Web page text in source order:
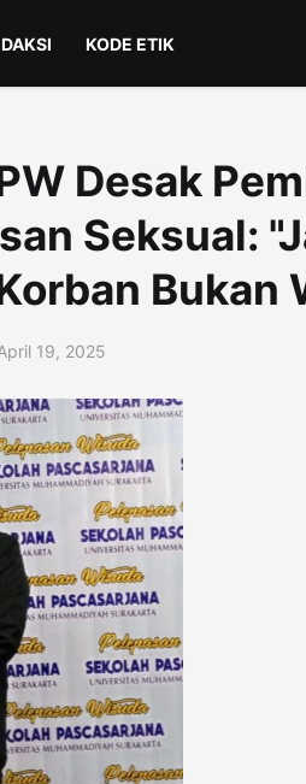
KODE ETIK
Desak
Seksual:
Bukan
19, 2025